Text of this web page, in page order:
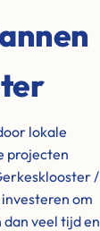
lokale
projecten
/
om
veel tijd en